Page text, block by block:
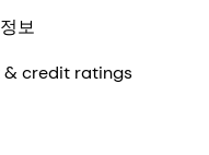
보
& credit ratings